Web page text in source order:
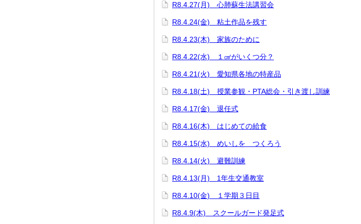
R8.4.27(月) 心肺蘇生法講習会
R8.4.24(金) 粘土作品を残す
R8.4.23(木) 家族のために
R8.4.22(水) １㎤がいくつ分？
R8.4.21(火) 愛知県各地の特産品
R8.4.18(土) 授業参観・PTA総会・引き渡し訓練
R8.4.17(金) 退任式
R8.4.16(木) はじめての給食
R8.4.15(水) めいしを つくろう
R8.4.14(火) 避難訓練
R8.4.13(月) 1年生交通教室
R8.4.10(金) １学期３日目
R8.4.9(木) スクールガード発足式